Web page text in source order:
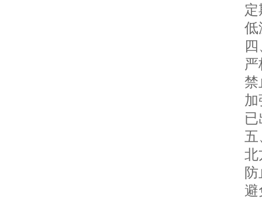
定
低
四
严
禁
加
已
五
北
防
避